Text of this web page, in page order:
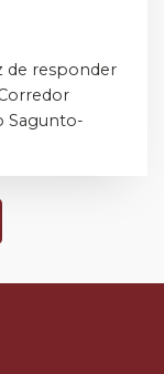
de responder
Sagunto-